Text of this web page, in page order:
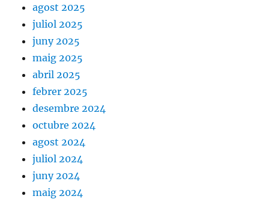
agost 2025
juliol 2025
juny 2025
maig 2025
abril 2025
febrer 2025
desembre 2024
octubre 2024
agost 2024
juliol 2024
juny 2024
maig 2024